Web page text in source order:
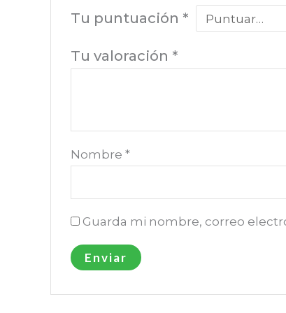
Tu puntuación *
Tu valoración *
Nombre*
Guarda mi nombre, correo